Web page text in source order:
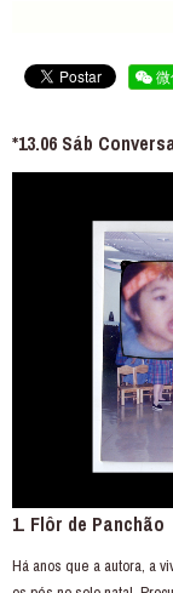
*13.06 Sáb
1. Flôr de Panchão
Há anos que a autora, a